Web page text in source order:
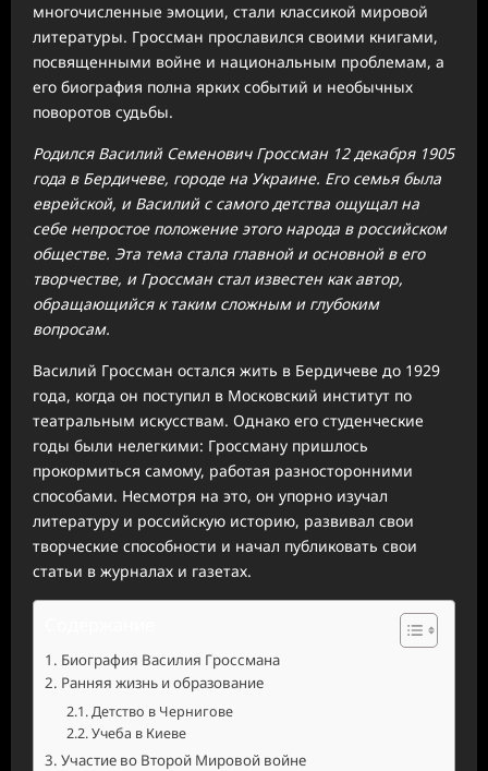
многочисленные эмоции, стали классикой мировой
литературы. Гроссман прославился своими книгами,
посвященными войне и национальным проблемам, а
его биография полна ярких событий и необычных
поворотов судьбы.
Родился Василий Семенович Гроссман 12 декабря 1905
года в Бердичеве, городе на Украине. Его семья была
еврейской, и Василий с самого детства ощущал на
себе непростое положение этого народа в российском
обществе. Эта тема стала главной и основной в его
творчестве, и Гроссман стал известен как автор,
обращающийся к таким сложным и глубоким
вопросам.
Василий Гроссман остался жить в Бердичеве до 1929
года, когда он поступил в Московский институт по
театральным искусствам. Однако его студенческие
годы были нелегкими: Гроссману пришлось
прокормиться самому, работая разносторонними
способами. Несмотря на это, он упорно изучал
литературу и российскую историю, развивал свои
творческие способности и начал публиковать свои
статьи в журналах и газетах.
Биография Василия Гроссмана
Ранняя жизнь и образование
Детство в Чернигове
Учеба в Киеве
Участие во Второй Мировой войне